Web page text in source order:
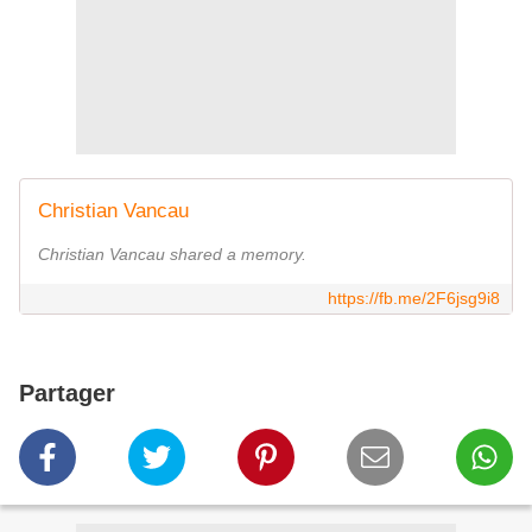
Christian Vancau
Christian Vancau shared a memory.
https://fb.me/2F6jsg9i8
Partager